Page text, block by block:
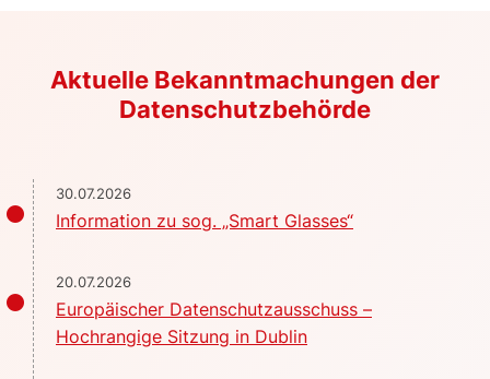
Aktuelle Bekanntmachungen der
Datenschutzbehörde
30.07.2026
Information zu sog. „Smart Glasses“
20.07.2026
Europäischer Datenschutzausschuss –
Hochrangige Sitzung in Dublin